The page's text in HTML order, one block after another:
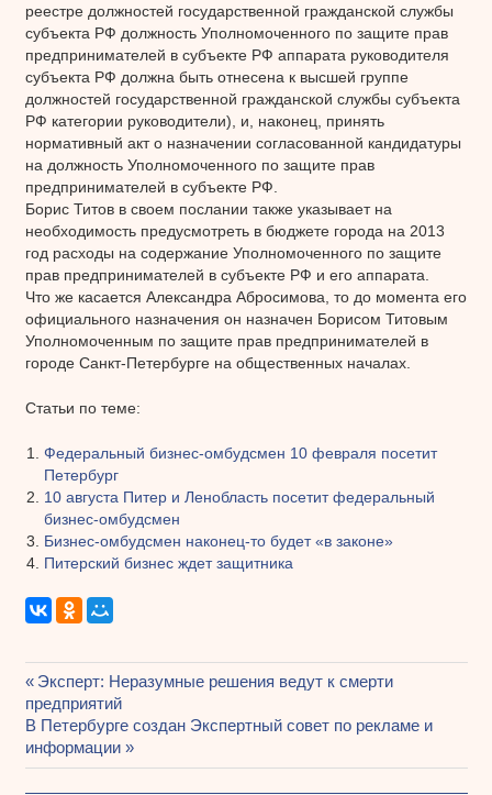
реестре должностей государственной гражданской службы
субъекта РФ должность Уполномоченного по защите прав
предпринимателей в субъекте РФ аппарата руководителя
субъекта РФ должна быть отнесена к высшей группе
должностей государственной гражданской службы субъекта
РФ категории руководители), и, наконец, принять
нормативный акт о назначении согласованной кандидатуры
на должность Уполномоченного по защите прав
предпринимателей в субъекте РФ.
Борис Титов в своем послании также указывает на
необходимость предусмотреть в бюджете города на 2013
год расходы на содержание Уполномоченного по защите
прав предпринимателей в субъекте РФ и его аппарата.
Что же касается Александра Абросимова, то до момента его
официального назначения он назначен Борисом Титовым
Уполномоченным по защите прав предпринимателей в
городе Санкт-Петербурге на общественных началах.
Статьи по теме:
Федеральный бизнес-омбудсмен 10 февраля посетит
Петербург
10 августа Питер и Ленобласть посетит федеральный
бизнес-омбудсмен
Бизнес-омбудсмен наконец-то будет «в законе»
Питерский бизнес ждет защитника
Навигация
по
записям
Предыдущая
запись:
Эксперт: Неразумные решения ведут к смерти
предприятий
Следующая
запись:
В Петербурге создан Экспертный совет по рекламе и
информации